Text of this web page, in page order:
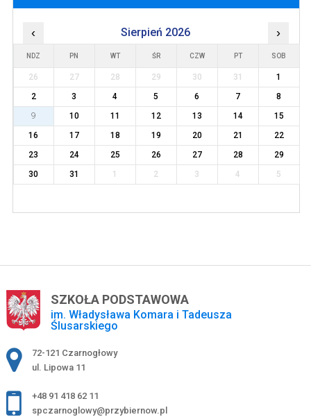
‹ Sierpień 2026 ›
NDZ PN WT ŚR CZW PT SOB
26 27 28 29 30 31
1
2
3 4 5 6 7
8
9
10 11 12 13 14
15
16
17 18 19 20 21
22
23
24 25 26 27 28
29
30
31 1 2 3 4 5
SZKOŁA PODSTAWOWA
im. Władysława Komara i Tadeusza
Ślusarskiego
Adres pocztowy:
72-121 Czarnogłowy
ul. Lipowa 11
+48 91 418 62 11
spczarnoglowy@przybiernow.pl